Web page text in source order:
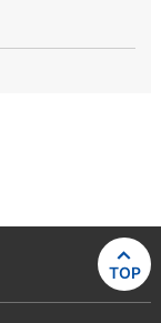

TOP